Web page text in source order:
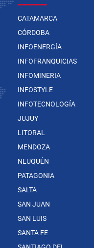
CATAMARCA
CÓRDOBA
INFOENERGÍA
INFOFRANQUICIAS
INFOMINERIA
INFOSTYLE
INFOTECNOLOGÍA
JUJUY
LITORAL
MENDOZA
NEUQUÉN
PATAGONIA
SALTA
SAN JUAN
SAN LUIS
SANTA FE